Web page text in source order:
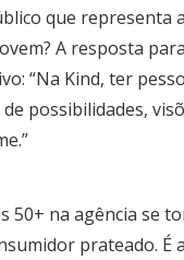
que representa
A resposta
“Na Kind, ter
possibilidades,
na agência se
prateado. É